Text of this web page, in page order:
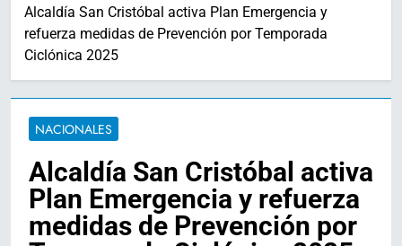
Alcaldía San Cristóbal activa Plan Emergencia y
refuerza medidas de Prevención por Temporada
Ciclónica 2025
NACIONALES
Alcaldía San Cristóbal activa
Plan Emergencia y refuerza
medidas de Prevención por